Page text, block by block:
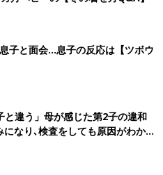
子と面会…息子の反応は【ツボウ
と違う」母が感じた第2子の違和
なり､検査をしても原因がわから
疾患】